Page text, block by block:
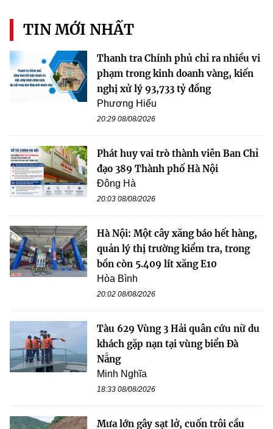
TIN MỚI NHẤT
Thanh tra Chính phủ chỉ ra nhiều vi
phạm trong kinh doanh vàng, kiến
nghị xử lý 93,733 tỷ đồng
Phương Hiếu
20:29 08/08/2026
Phát huy vai trò thành viên Ban Chỉ
đạo 389 Thành phố Hà Nội
Đông Hà
20:03 08/08/2026
Hà Nội: Một cây xăng báo hết hàng,
quản lý thị trường kiểm tra, trong
bồn còn 5.409 lít xăng E10
Hòa Bình
20:02 08/08/2026
Tàu 629 Vùng 3 Hải quân cứu nữ du
khách gặp nạn tại vùng biển Đà
Nẵng
Minh Nghĩa
18:33 08/08/2026
Mưa lớn gây sạt lở, cuốn trôi cầu